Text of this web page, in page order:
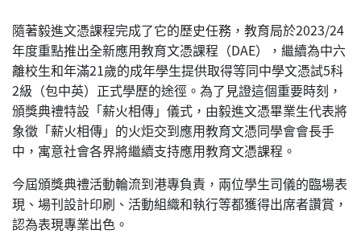
隨著毅進文憑課程完成了它的歷史任務，教育局於2023/24
年度重點推出全新應用教育文憑課程（DAE），繼續為中六
離校生和年滿21歲的成年學生提供取得等同中學文憑試5科
2級（包中英）正式學歷的途徑。為了見證這個重要時刻，
頒獎典禮特設「薪火相傳」儀式，由毅進文憑畢業生代表將
象徵「薪火相傳」的火炬交到應用教育文憑同學會會長手
中，寓意社會各界將繼續支持應用教育文憑課程。
今屆頒獎典禮活動輪流到港專負責，兩位學生司儀的臨場表
現、場刊設計印刷、活動組織和執行等都獲得出席者讚賞，
認為表現專業出色。